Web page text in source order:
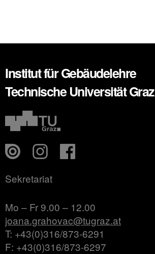
Institut für Gebäudelehre
Technische Universität Graz
Sekretariat
Mo – Fr 9.00 – 12.00
joana.grahovac@tugraz.at
T: +43(0)316/873-6291
F: +43(0)316/873-6297